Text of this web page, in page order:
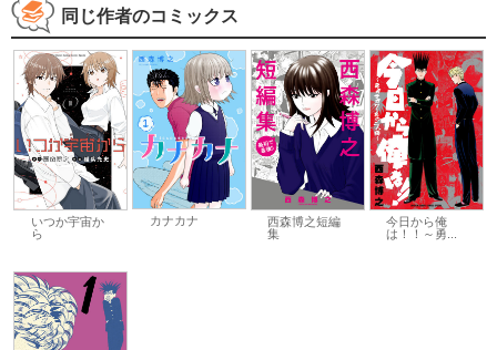
同じ作者のコミックス
いつか宇宙か
ら
カナカナ
西森博之短編
集
今日から俺
は！！～勇...